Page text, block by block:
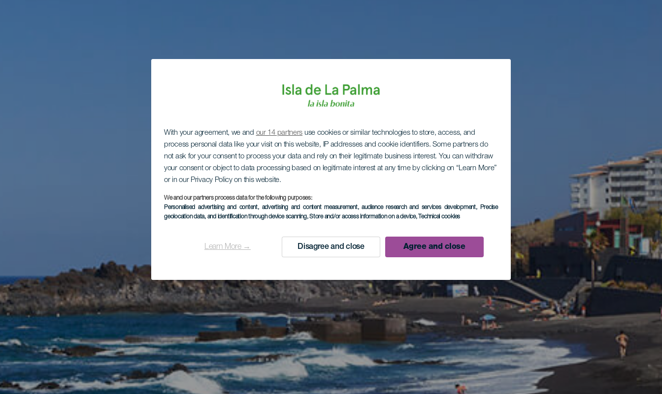
With your agreement, we and our 14 partners use cookies or similar technologies to store, access, and
process personal data like your visit on this website, IP addresses and cookie identifiers. Some partners do
not ask for your consent to process your data and rely on their legitimate business interest. You can withdraw
your consent or object to data processing based on legitimate interest at any time by clicking on “Learn More”
or in our Privacy Policy on this website.
We and our partners process data for the following purposes:
Personalised advertising and content, advertising and content measurement, audience research and services development, Precise
geolocation data, and identification through device scanning, Store and/or access information on a device, Technical cookies
Learn More → Disagree and close Agree and close